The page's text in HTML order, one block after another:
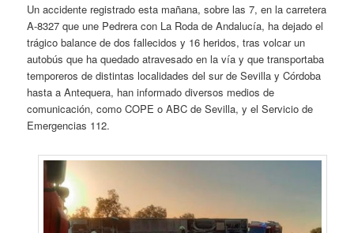
Un accidente registrado esta mañana, sobre las 7, en la carretera
A-8327 que une Pedrera con La Roda de Andalucía, ha dejado el
trágico balance de dos fallecidos y 16 heridos, tras volcar un
autobús que ha quedado atravesado en la vía y que transportaba
temporeros de distintas localidades del sur de Sevilla y Córdoba
hasta a Antequera, han informado diversos medios de
comunicación, como COPE o ABC de Sevilla, y el Servicio de
Emergencias 112.